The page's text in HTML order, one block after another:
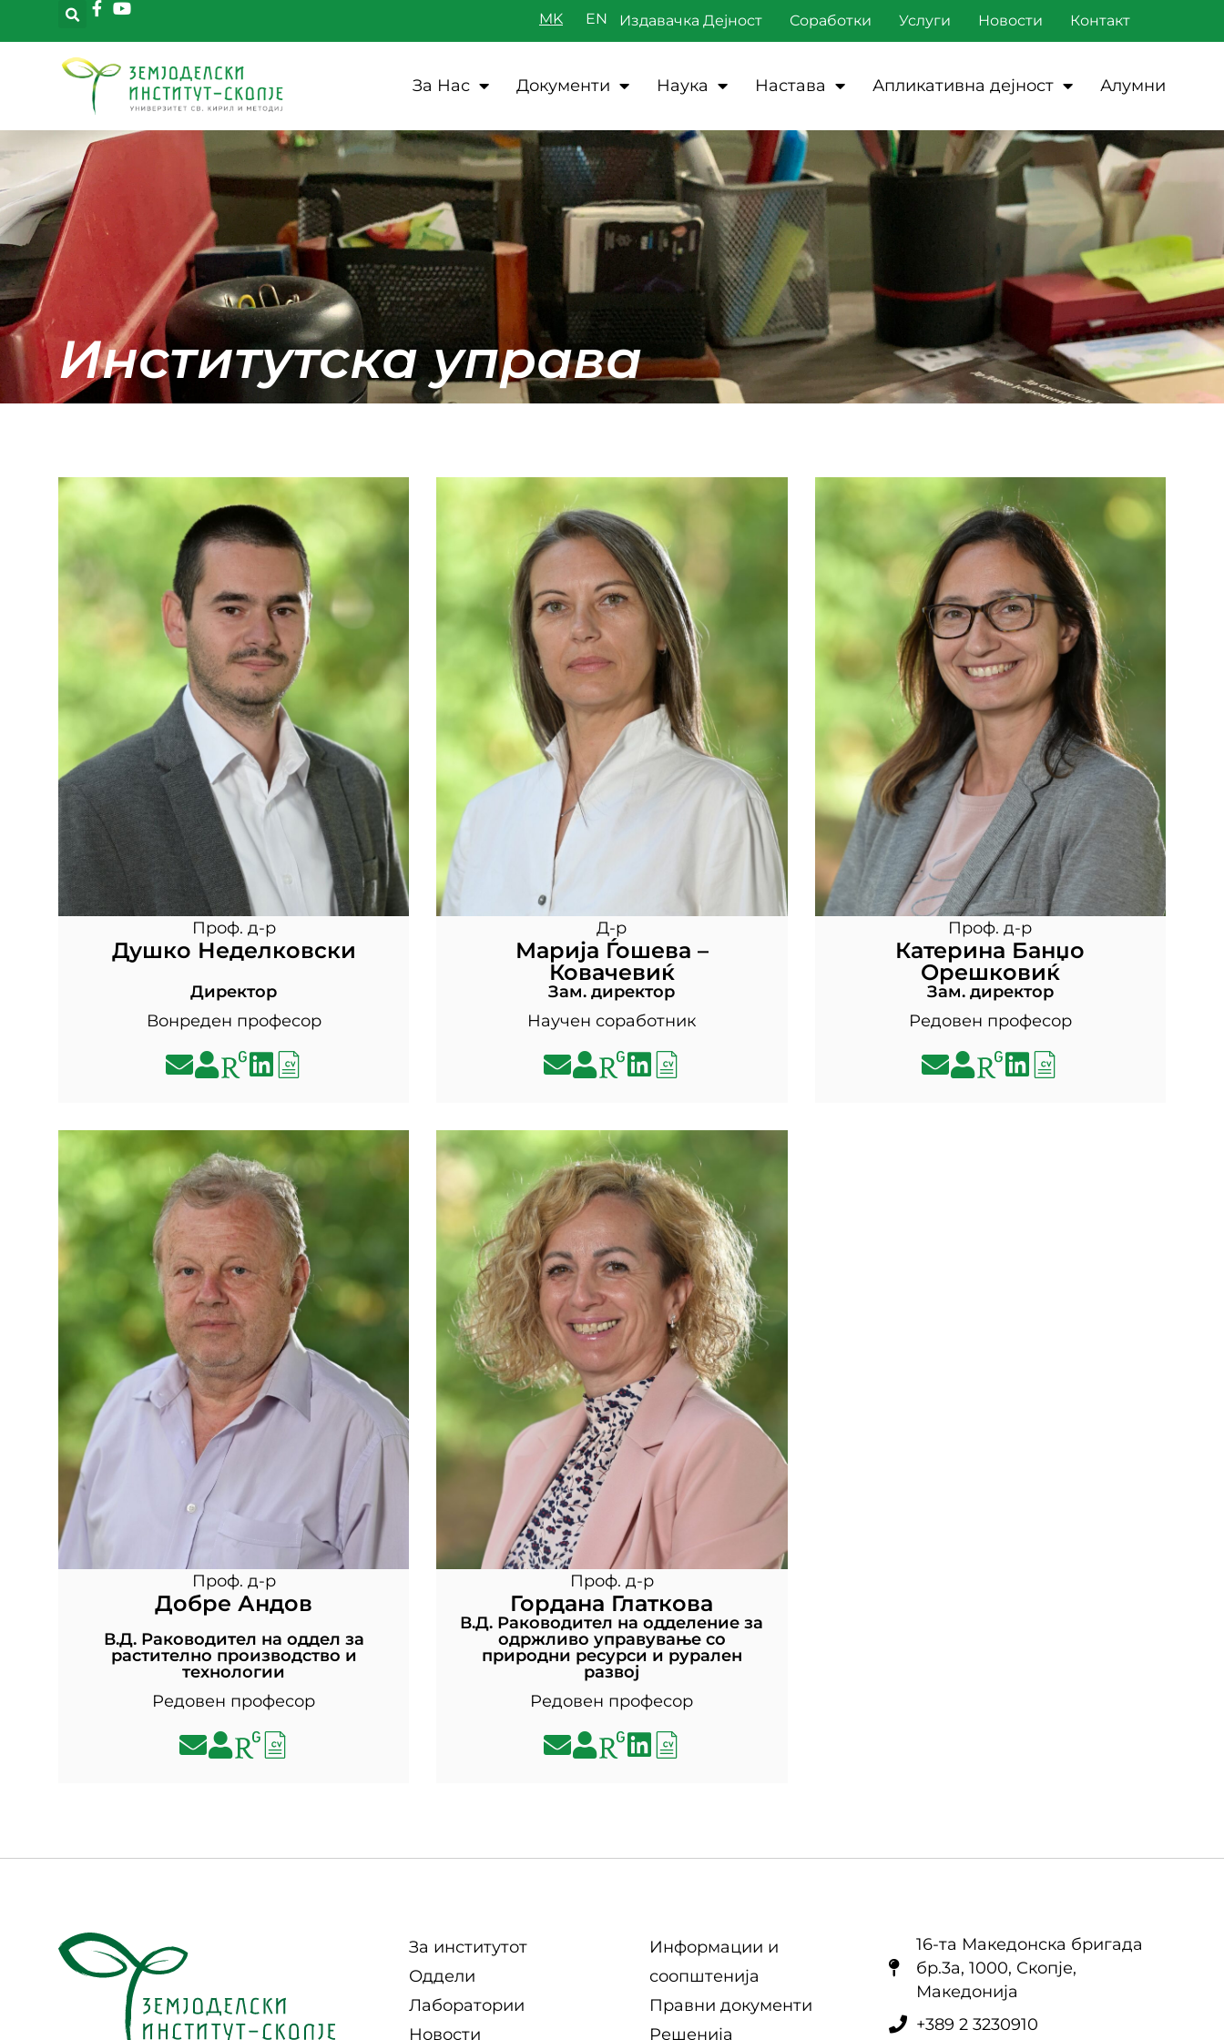
MK Издавачка Дејност Соработки Услуги Новости Контакт
За Нас Документи Наука Настава Апликативна дејност Алумни
Институтска управа
Проф. д-р
Душко Неделковски
Директор
Вонреден професор
Д-р
Марија Ѓошева –
Ковачевиќ
Зам. директор
Научен соработник
Проф. д-р
Катерина Банџо
Орешковиќ
Зам. директор
Редовен професор
Проф. д-р
Добре Андов
В.Д. Раководител на оддел за
растително производство и
технологии
Редовен професор
Проф. д-р
Гордана Глаткова
В.Д. Раководител на одделение за
одржливо управување со
природни ресурси и рурален
развој
Редовен професор
За институтот
Оддели
Лаборатории
Новости
Информации и
соопштенија
Правни документи
Решенија
16-та Македонска бригада
бр.3a, 1000, Скопје,
Македонија
+389 2 3230910